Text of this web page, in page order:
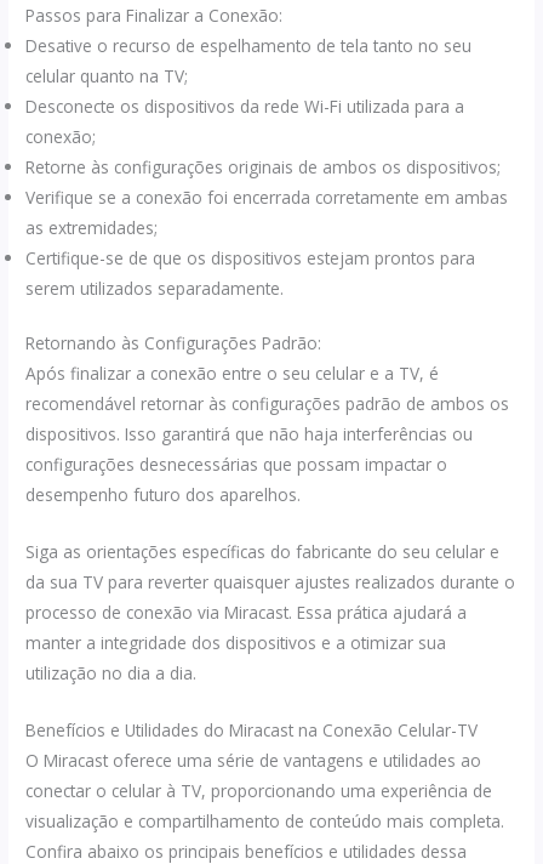
Passos para Finalizar a Conexão:
Desative o recurso de espelhamento de tela tanto no seu
celular quanto na TV;
Desconecte os dispositivos da rede Wi-Fi utilizada para a
conexão;
Retorne às configurações originais de ambos os dispositivos;
Verifique se a conexão foi encerrada corretamente em ambas
as extremidades;
Certifique-se de que os dispositivos estejam prontos para
serem utilizados separadamente.
Retornando às Configurações Padrão:
Após finalizar a conexão entre o seu celular e a TV, é
recomendável retornar às configurações padrão de ambos os
dispositivos. Isso garantirá que não haja interferências ou
configurações desnecessárias que possam impactar o
desempenho futuro dos aparelhos.
Siga as orientações específicas do fabricante do seu celular e
da sua TV para reverter quaisquer ajustes realizados durante o
processo de conexão via Miracast. Essa prática ajudará a
manter a integridade dos dispositivos e a otimizar sua
utilização no dia a dia.
Benefícios e Utilidades do Miracast na Conexão Celular-TV
O Miracast oferece uma série de vantagens e utilidades ao
conectar o celular à TV, proporcionando uma experiência de
visualização e compartilhamento de conteúdo mais completa.
Confira abaixo os principais benefícios e utilidades dessa